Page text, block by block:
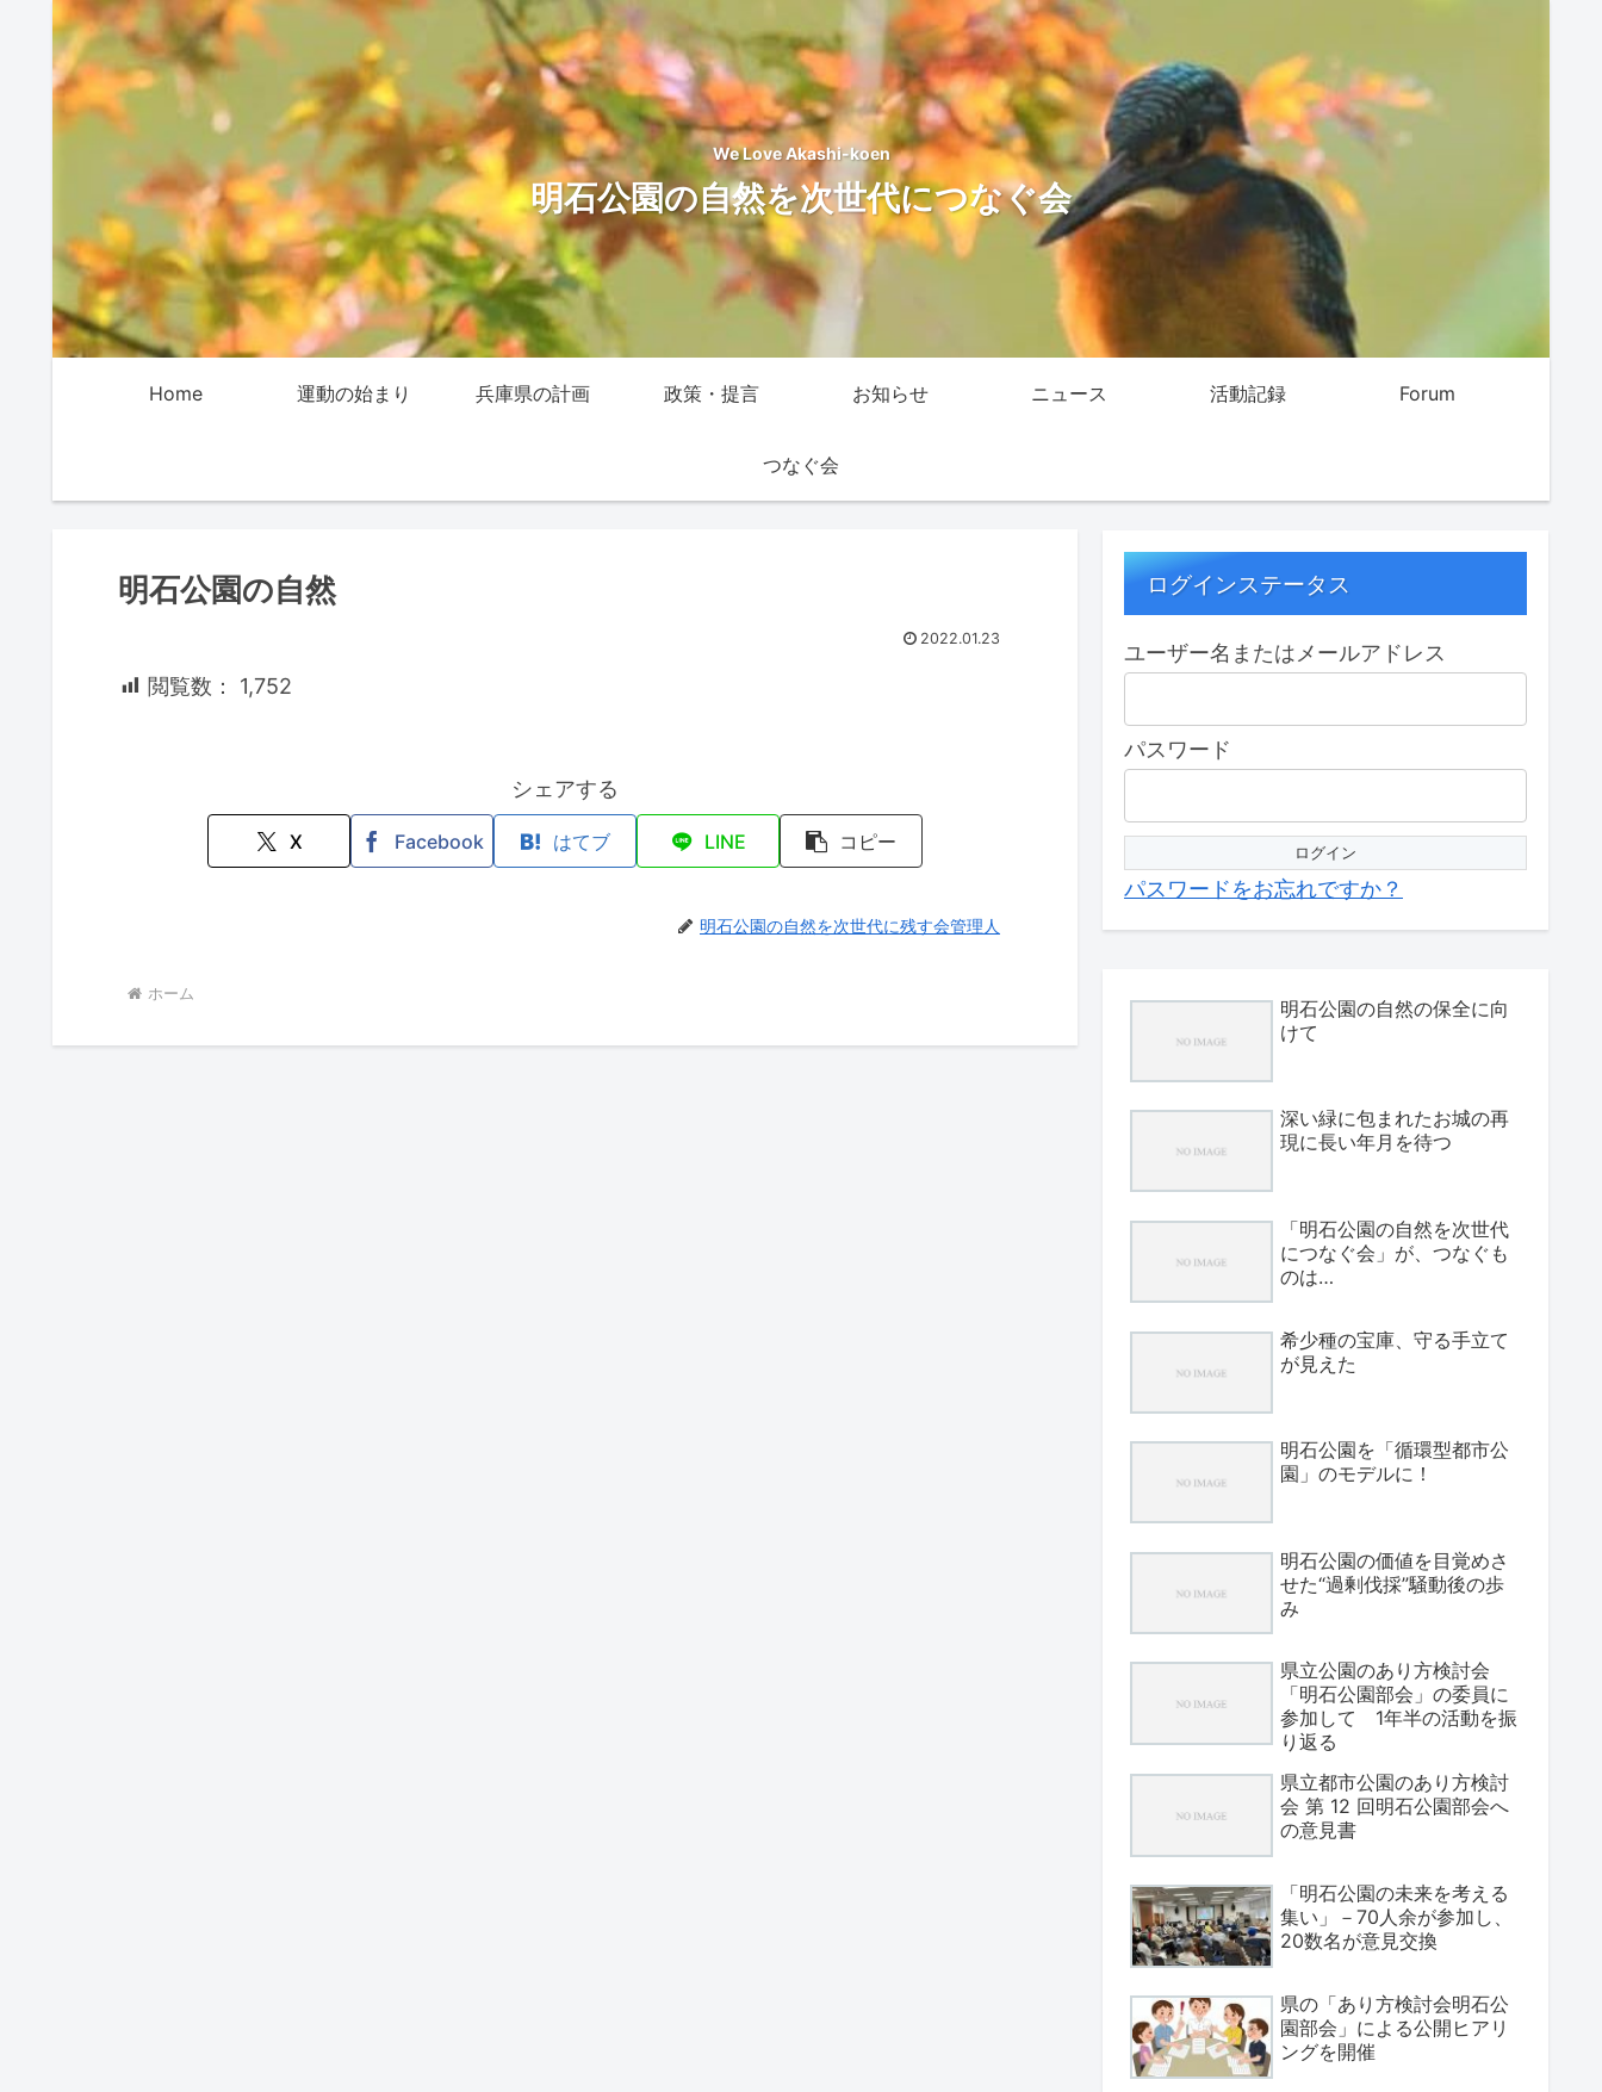
We Love Akashi-koen
明石公園の自然を次世代につなぐ会
Home 運動の始まり 兵庫県の計画 政策・提言 お知らせ ニュース 活動記録 Forum
つなぐ会
明石公園の自然
2022.01.23
閲覧数： 1,752
シェアする
X Facebook はてブ LINE コピー
明石公園の自然を次世代に残す会管理人
ホーム
ログインステータス
ユーザー名またはメールアドレス
パスワード
パスワードをお忘れですか？
明石公園の自然の保全に向
けて
深い緑に包まれたお城の再
現に長い年月を待つ
「明石公園の自然を次世代
につなぐ会」が、つなぐも
のは…
希少種の宝庫、守る手立て
が見えた
明石公園を「循環型都市公
園」のモデルに！
明石公園の価値を目覚めさ
せた“過剰伐採”騒動後の歩
み
県立公園のあり方検討会
「明石公園部会」の委員に
参加して 1年半の活動を振
り返る
県立都市公園のあり方検討
会 第 12 回明石公園部会へ
の意見書
「明石公園の未来を考える
集い」－70人余が参加し、
20数名が意見交換
県の「あり方検討会明石公
園部会」による公開ヒアリ
ングを開催